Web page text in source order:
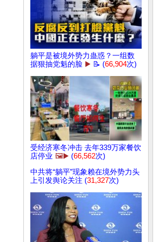
躺平是被境外势力蛊惑？一组数
据狠抽党魁的脸 ▶️ 📝 (66,904次)
受经济寒冬冲击 去年339万家餐饮
店停业 🖼️▶️ (66,562次)
中共将“躺平”现象赖在境外势力头
上引发舆论关注 (31,327次)